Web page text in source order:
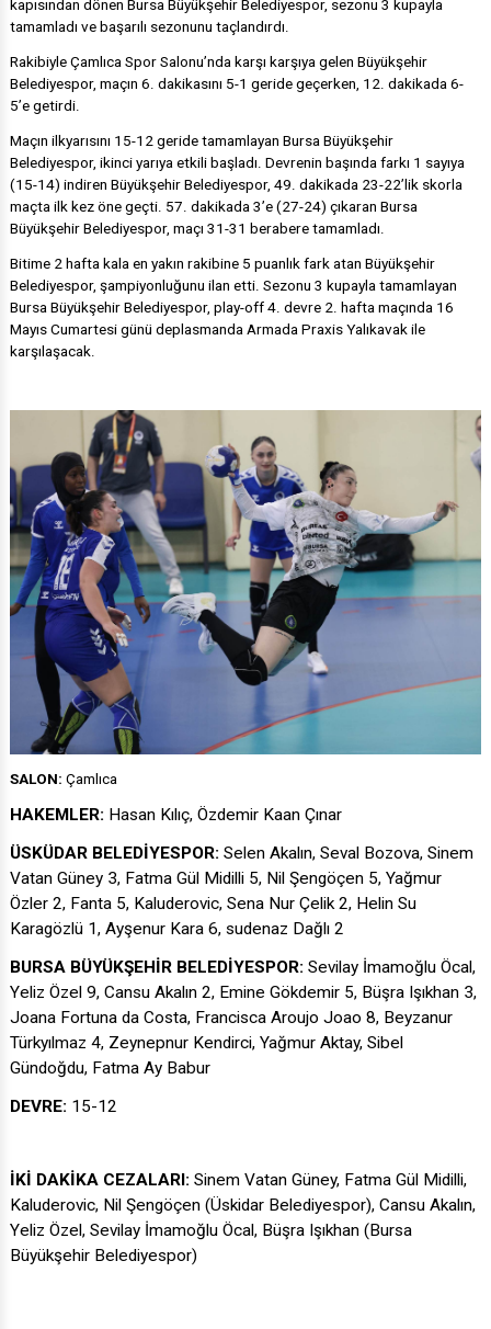
kapısından dönen Bursa Büyükşehir Belediyespor, sezonu 3 kupayla
tamamladı ve başarılı sezonunu taçlandırdı.
Rakibiyle Çamlıca Spor Salonu’nda karşı karşıya gelen Büyükşehir
Belediyespor, maçın 6. dakikasını 5-1 geride geçerken, 12. dakikada 6-
5’e getirdi.
Maçın ilkyarısını 15-12 geride tamamlayan Bursa Büyükşehir
Belediyespor, ikinci yarıya etkili başladı. Devrenin başında farkı 1 sayıya
(15-14) indiren Büyükşehir Belediyespor, 49. dakikada 23-22’lik skorla
maçta ilk kez öne geçti. 57. dakikada 3’e (27-24) çıkaran Bursa
Büyükşehir Belediyespor, maçı 31-31 berabere tamamladı.
Bitime 2 hafta kala en yakın rakibine 5 puanlık fark atan Büyükşehir
Belediyespor, şampiyonluğunu ilan etti. Sezonu 3 kupayla tamamlayan
Bursa Büyükşehir Belediyespor, play-off 4. devre 2. hafta maçında 16
Mayıs Cumartesi günü deplasmanda Armada Praxis Yalıkavak ile
karşılaşacak.
SALON: Çamlıca
HAKEMLER: Hasan Kılıç, Özdemir Kaan Çınar
ÜSKÜDAR BELEDİYESPOR: Selen Akalın, Seval Bozova, Sinem
Vatan Güney 3, Fatma Gül Midilli 5, Nil Şengöçen 5, Yağmur
Özler 2, Fanta 5, Kaluderovic, Sena Nur Çelik 2, Helin Su
Karagözlü 1, Ayşenur Kara 6, sudenaz Dağlı 2
BURSA BÜYÜKŞEHİR BELEDİYESPOR: Sevilay İmamoğlu Öcal,
Yeliz Özel 9, Cansu Akalın 2, Emine Gökdemir 5, Büşra Işıkhan 3,
Joana Fortuna da Costa, Francisca Aroujo Joao 8, Beyzanur
Türkyılmaz 4, Zeynepnur Kendirci, Yağmur Aktay, Sibel
Gündoğdu, Fatma Ay Babur
DEVRE: 15-12
İKİ DAKİKA CEZALARI: Sinem Vatan Güney, Fatma Gül Midilli,
Kaluderovic, Nil Şengöçen (Üskidar Belediyespor), Cansu Akalın,
Yeliz Özel, Sevilay İmamoğlu Öcal, Büşra Işıkhan (Bursa
Büyükşehir Belediyespor)